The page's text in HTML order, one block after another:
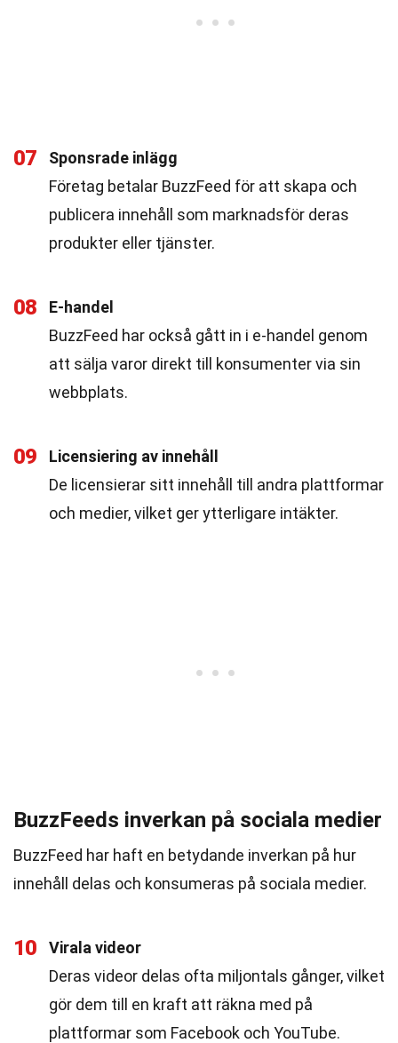
07
Sponsrade inlägg
Företag betalar BuzzFeed för att skapa och
publicera innehåll som marknadsför deras
produkter eller tjänster.
08
E-handel
BuzzFeed har också gått in i e-handel genom
att sälja varor direkt till konsumenter via sin
webbplats.
09
Licensiering av innehåll
De licensierar sitt innehåll till andra plattformar
och medier, vilket ger ytterligare intäkter.
BuzzFeeds inverkan på sociala medier
BuzzFeed har haft en betydande inverkan på hur
innehåll delas och konsumeras på sociala medier.
10
Virala videor
Deras videor delas ofta miljontals gånger, vilket
gör dem till en kraft att räkna med på
plattformar som Facebook och YouTube.